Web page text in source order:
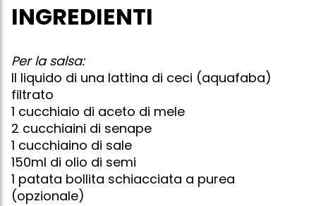
INGREDIENTI
Per la salsa:
Il liquido di una lattina di ceci (aquafaba)
filtrato
1 cucchiaio di aceto di mele
2 cucchiaini di senape
1 cucchiaino di sale
150ml di olio di semi
1 patata bollita schiacciata a purea
(opzionale)